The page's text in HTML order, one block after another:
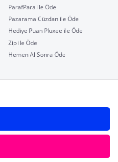
ParafPara ile Öde
Pazarama Cüzdan ile Öde
Hediye Puan Pluxee ile Öde
Zip ile Öde
Hemen Al Sonra Öde